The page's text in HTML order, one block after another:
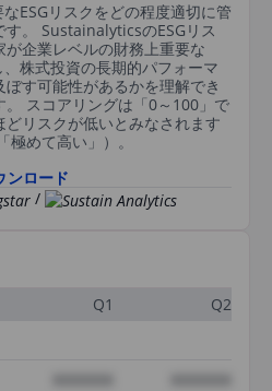
ESGリスクをどの程度適切に管
。 SustainalyticsのESGリス
企業レベルの財務上重要な
株式投資の長期的パフォーマ
す可能性があるかを理解でき
。 スコアリングは「0～100」で
リスクが低いとみなされます
極めて高い」）。
ンロード
/
Q1
Q2